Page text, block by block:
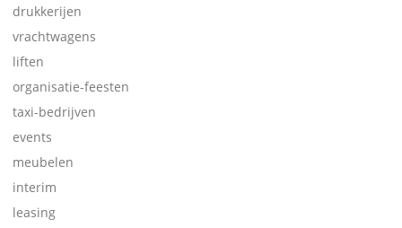
drukkerijen
vrachtwagens
liften
organisatie-feesten
taxi-bedrijven
events
meubelen
interim
leasing